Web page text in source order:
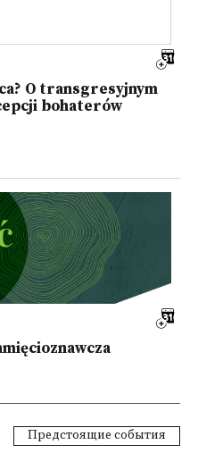
O transgresyjnym
bohaterów
Предстоящие события